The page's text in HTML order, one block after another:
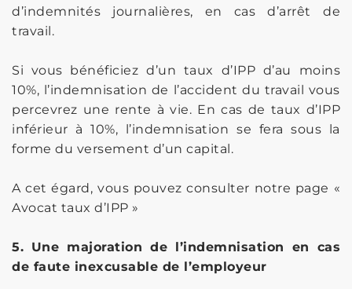
d’indemnités journalières, en cas d’arrêt de
travail.
Si vous bénéficiez d’un taux d’IPP d’au moins
10%, l’indemnisation de l’accident du travail vous
percevrez une rente à vie. En cas de taux d’IPP
inférieur à 10%, l’indemnisation se fera sous la
forme du versement d’un capital.
A cet égard, vous pouvez consulter notre page «
Avocat taux d’IPP »
5. Une majoration de l’indemnisation en cas
de faute inexcusable de l’employeur